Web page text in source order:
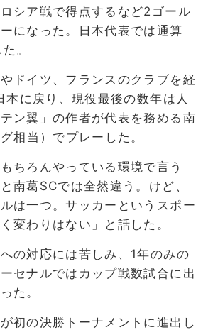
シア戦で得点するなど2ゴール
になった。日本代表では通算
。
ドイツ、フランスのクラブを経
に戻り、現役最後の数年は人
ン翼」の作者が代表を務める南
相当）でプレーした。
ちろんやっている環境で言う
南葛SCでは全然違う。けど、
は一つ。サッカーというスポー
変わりはない」と話した。
の対応には苦しみ、1年のみの
セナルではカップ戦数試合に出
た。
初の決勝トーナメントに進出し